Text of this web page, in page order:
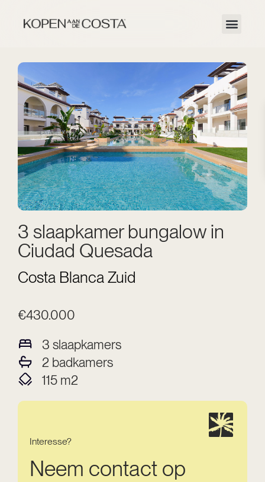
3 slaapkamer bungalow in
Ciudad Quesada
Costa Blanca Zuid
€430.000
3 slaapkamers
2 badkamers
115 m2
Interesse?
Neem contact op